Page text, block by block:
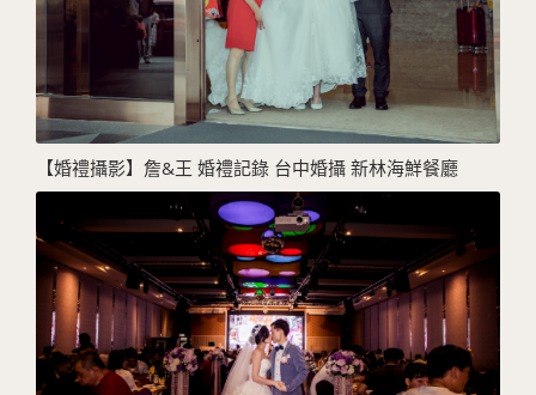
【婚禮攝影】詹&王 婚禮記錄 台中婚攝 新林海鮮餐廳